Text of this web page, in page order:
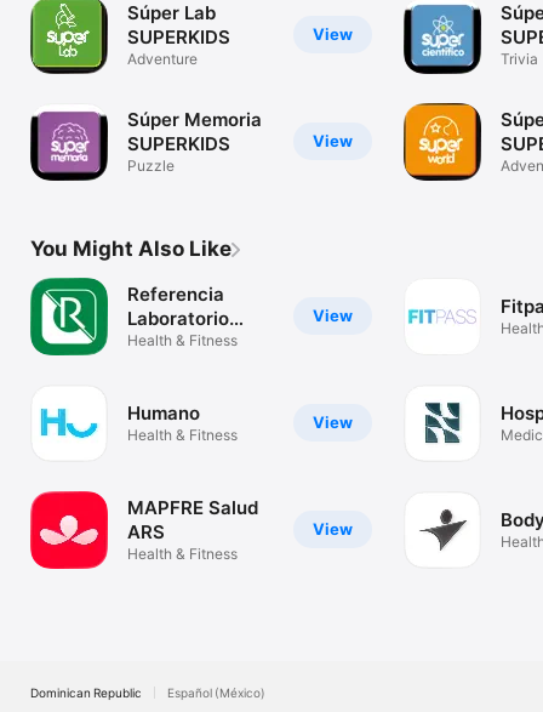
View
Súper Lab
SUPERKIDS
Adventure
View
Súper Memoria
SUPERKIDS
Puzzle
Trivia
You Might Also Like
View
Referencia
Laboratorio
Clínico
Health & Fitness
View
Humano
Health & Fitness
View
MAPFRE Salud
ARS
Health & Fitness
Dominican Republic Español (México)